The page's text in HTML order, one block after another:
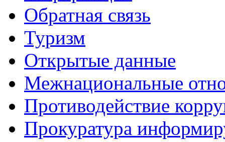
Обратная связь
Туризм
Открытые данные
Межнациональные
Противодействие
Прокуратура